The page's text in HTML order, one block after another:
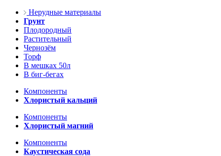
Нерудные материалы
Грунт
Плодородный
Растительный
Чернозём
Торф
В мешках 50л
В биг-бегах
Компоненты
Хлористый кальций
Компоненты
Хлористый магний
Компоненты
Каустическая сода